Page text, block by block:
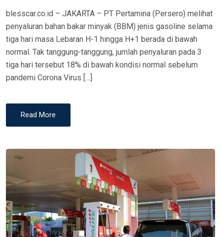
blesscar.co.id – JAKARTA – PT Pertamina (Persero) melihat
penyaluran bahan bakar minyak (BBM) jenis gasoline selama
tiga hari masa Lebaran H-1 hingga H+1 berada di bawah
normal. Tak tanggung-tanggung, jumlah penyaluran pada 3
tiga hari tersebut 18% di bawah kondisi normal sebelum
pandemi Corona Virus […]
Read More